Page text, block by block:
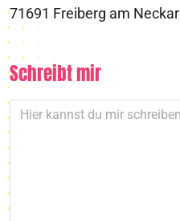
71691 Freiberg am Neckar
Schreibt mir